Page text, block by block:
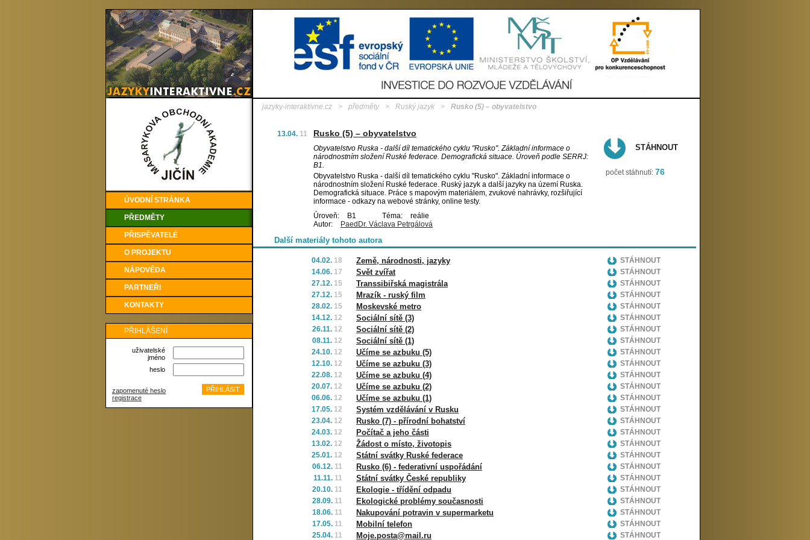
ÚVODNÍ STRÁNKA
PŘEDMĚTY
PŘISPĚVATELÉ
O PROJEKTU
NÁPOVĚDA
PARTNEŘI
KONTAKTY
PŘIHLÁŠENÍ
uživatelské
jméno
heslo
zapomenuté heslo
registrace
jazyky-interaktivne.cz > předměty > Ruský jazyk > Rusko (5) – obyvatelstvo
13.04. 11 Rusko (5) – obyvatelstvo
Obyvatelstvo Ruska - další díl tematického cyklu "Rusko". Základní informace o
národnostním složení Ruské federace. Demografická situace. Úroveň podle SERRJ:
B1.
Obyvatelstvo Ruska - další díl tematického cyklu "Rusko". Základní informace o
národnostním složení Ruské federace. Ruský jazyk a další jazyky na území Ruska.
Demografická situace. Práce s mapovým materiálem, zvukové nahrávky, rozšiřující
informace - odkazy na webové stránky, online testy.
Úroveň:
B1 Téma:
reálie
Autor:
PaedDr. Václava Petrgálová
STÁHNOUT
počet stáhnutí: 76
Další materiály tohoto autora
04.02. 18 Země, národnosti, jazyky
STÁHNOUT
14.06. 17 Svět zvířat
STÁHNOUT
27.12. 15 Transsibiřská magistrála
STÁHNOUT
27.12. 15 Mrazík - ruský film
STÁHNOUT
28.02. 15 Moskevské metro
STÁHNOUT
14.12. 12 Sociální sítě (3)
STÁHNOUT
26.11. 12 Sociální sítě (2)
STÁHNOUT
08.11. 12 Sociální sítě (1)
STÁHNOUT
24.10. 12 Učíme se azbuku (5)
STÁHNOUT
12.10. 12 Učíme se azbuku (3)
STÁHNOUT
22.08. 12 Učíme se azbuku (4)
STÁHNOUT
20.07. 12 Učíme se azbuku (2)
STÁHNOUT
06.06. 12 Učíme se azbuku (1)
STÁHNOUT
17.05. 12 Systém vzdělávání v Rusku
STÁHNOUT
23.04. 12 Rusko (7) - přírodní bohatství
STÁHNOUT
24.03. 12 Počítač a jeho části
STÁHNOUT
13.02. 12 Žádost o místo, životopis
STÁHNOUT
25.01. 12 Státní svátky Ruské federace
STÁHNOUT
06.12. 11 Rusko (6) - federativní uspořádání
STÁHNOUT
11.11. 11 Státní svátky České republiky
STÁHNOUT
20.10. 11 Ekologie - třídění odpadu
STÁHNOUT
28.09. 11 Ekologické problémy současnosti
STÁHNOUT
18.06. 11 Nakupování potravin v supermarketu
STÁHNOUT
17.05. 11 Mobilní telefon
STÁHNOUT
25.04. 11 Moje.posta@mail.ru STÁHNOUT